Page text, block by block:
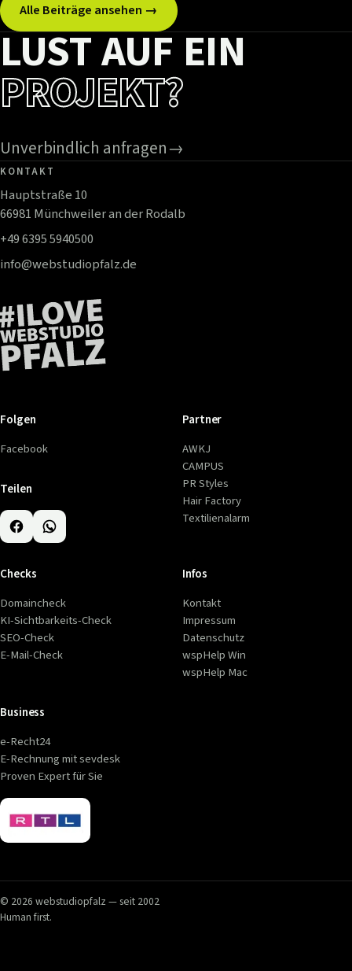
Alle Beiträge ansehen →
LUST AUF EIN
PROJEKT?
Unverbindlich anfragen→
KONTAKT
Hauptstraße 10
66981 Münchweiler an der Rodalb
+49 6395 5940500
info@webstudiopfalz.de
Folgen
Facebook
Teilen
Partner
AWKJ
CAMPUS
PR Styles
Hair Factory
Textilienalarm
Checks
Domaincheck
KI-Sichtbarkeits-Check
SEO-Check
E-Mail-Check
Infos
Kontakt
Impressum
Datenschutz
wspHelp Win
wspHelp Mac
Business
e-Recht24
E-Rechnung mit sevdesk
Proven Expert für Sie
© 2026 webstudiopfalz — seit 2002
Human first.